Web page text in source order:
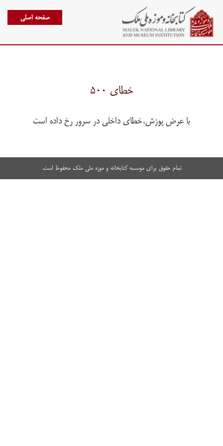
صفحه اصلی
خطای ۵۰۰
با عرض پوزش،خطای داخلی در سرور رخ داده است
تمام حقوق برای موسسه کتابخانه و موزه ملی ملک محفوظ است.